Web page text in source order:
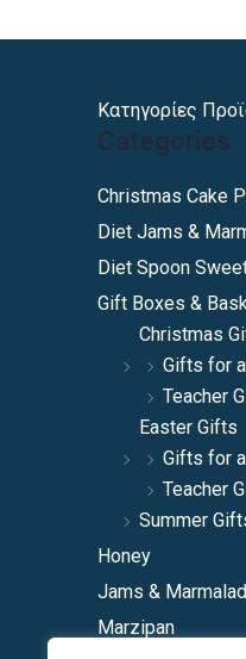
Κατηγορίες
Categories
Christmas Cake
Diet Jams &
Diet Spoon
Gift Boxes &
Christmas
Gifts for
Teacher
Easter Gifts
Gifts for
Teacher
Summer
Honey
Jams &
Marzipan